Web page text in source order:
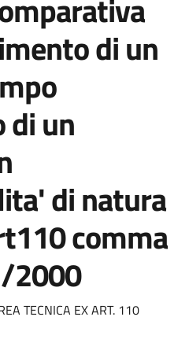
di un
un
di natura
comma
2000
TECNICA EX ART. 110